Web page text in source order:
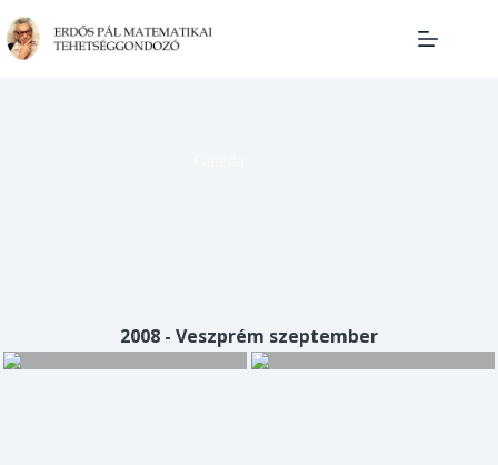
to
content
2008 - Veszprém szeptember